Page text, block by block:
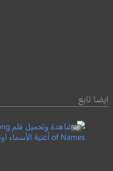
ايضا تابع